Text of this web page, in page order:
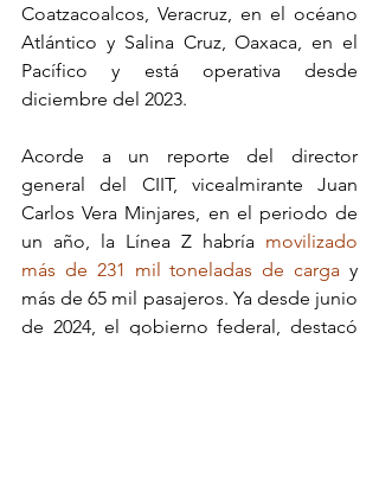
Coatzacoalcos, Veracruz, en el océano
Atlántico y Salina Cruz, Oaxaca, en el
Pacífico y está operativa desde
diciembre del 2023.
Acorde a un reporte del director
general del CIIT, vicealmirante Juan
Carlos Vera Minjares, en el periodo de
un año, la Línea Z habría movilizado
más de 231 mil toneladas de carga y
más de 65 mil pasajeros. Ya desde junio
de 2024, el gobierno federal, destacó